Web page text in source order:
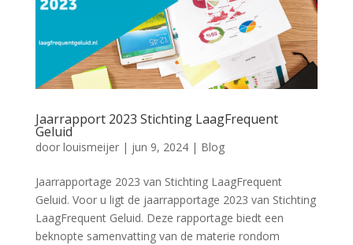
Jaarrapport 2023 Stichting LaagFrequent
Geluid
door louismeijer| jun 9, 2024| Blog
Jaarrapportage 2023 van Stichting LaagFrequent
Geluid. Voor u ligt de jaarrapportage 2023 van Stichting
LaagFrequent Geluid. Deze rapportage biedt een
beknopte samenvatting van de materie rondom